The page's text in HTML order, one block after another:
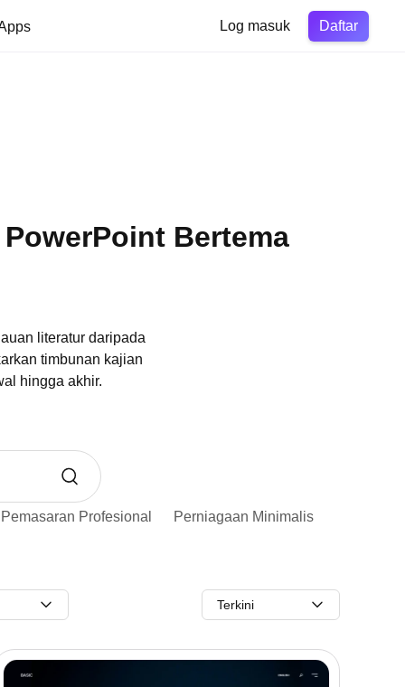
Log masuk Daftar
Bertema
literatur daripada
timbunan kajian
hingga akhir.
Pemasaran Profesional Perniagaan Minimalis
Terkini